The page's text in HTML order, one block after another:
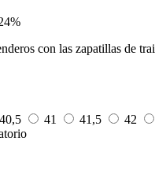
con las zapatillas de
40,5 41 41,5 42